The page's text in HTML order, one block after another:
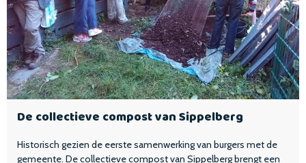
De collectieve compost van Sippelberg
Historisch gezien de eerste samenwerking van burgers met de
gemeente. De collectieve compost van Sippelberg brengt een